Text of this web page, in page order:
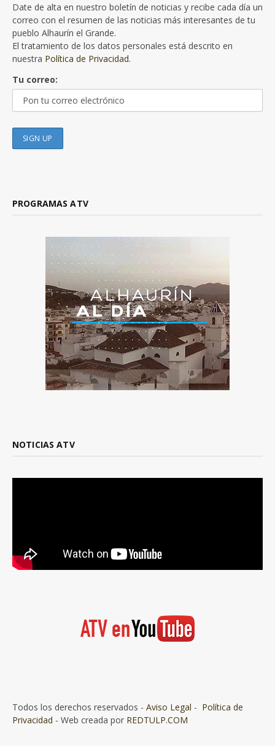
Date de alta en nuestro boletín de noticias y recibe cada día un
correo con el resumen de las noticias más interesantes de tu
pueblo Alhaurín el Grande.
El tratamiento de los datos personales está descrito en
nuestra Política de Privacidad.
Tu correo:
PROGRAMAS ATV
NOTICIAS ATV
Todos los derechos reservados - Aviso Legal - Política de
Privacidad - Web creada por REDTULP.COM